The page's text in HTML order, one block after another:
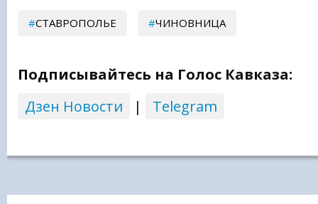
СТАВРОПОЛЬЕ ЧИНОВНИЦА
Подписывайтесь на Голос Кавказа:
Дзен Новости
| Telegram